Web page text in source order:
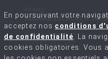
Bâtiment SOCOCOT,N°26,
Service clientèle
+243 82 500 31 50
En poursuivant votre
acceptez nos conditions
de confidentialité . La
cookies obligatoires. Vous